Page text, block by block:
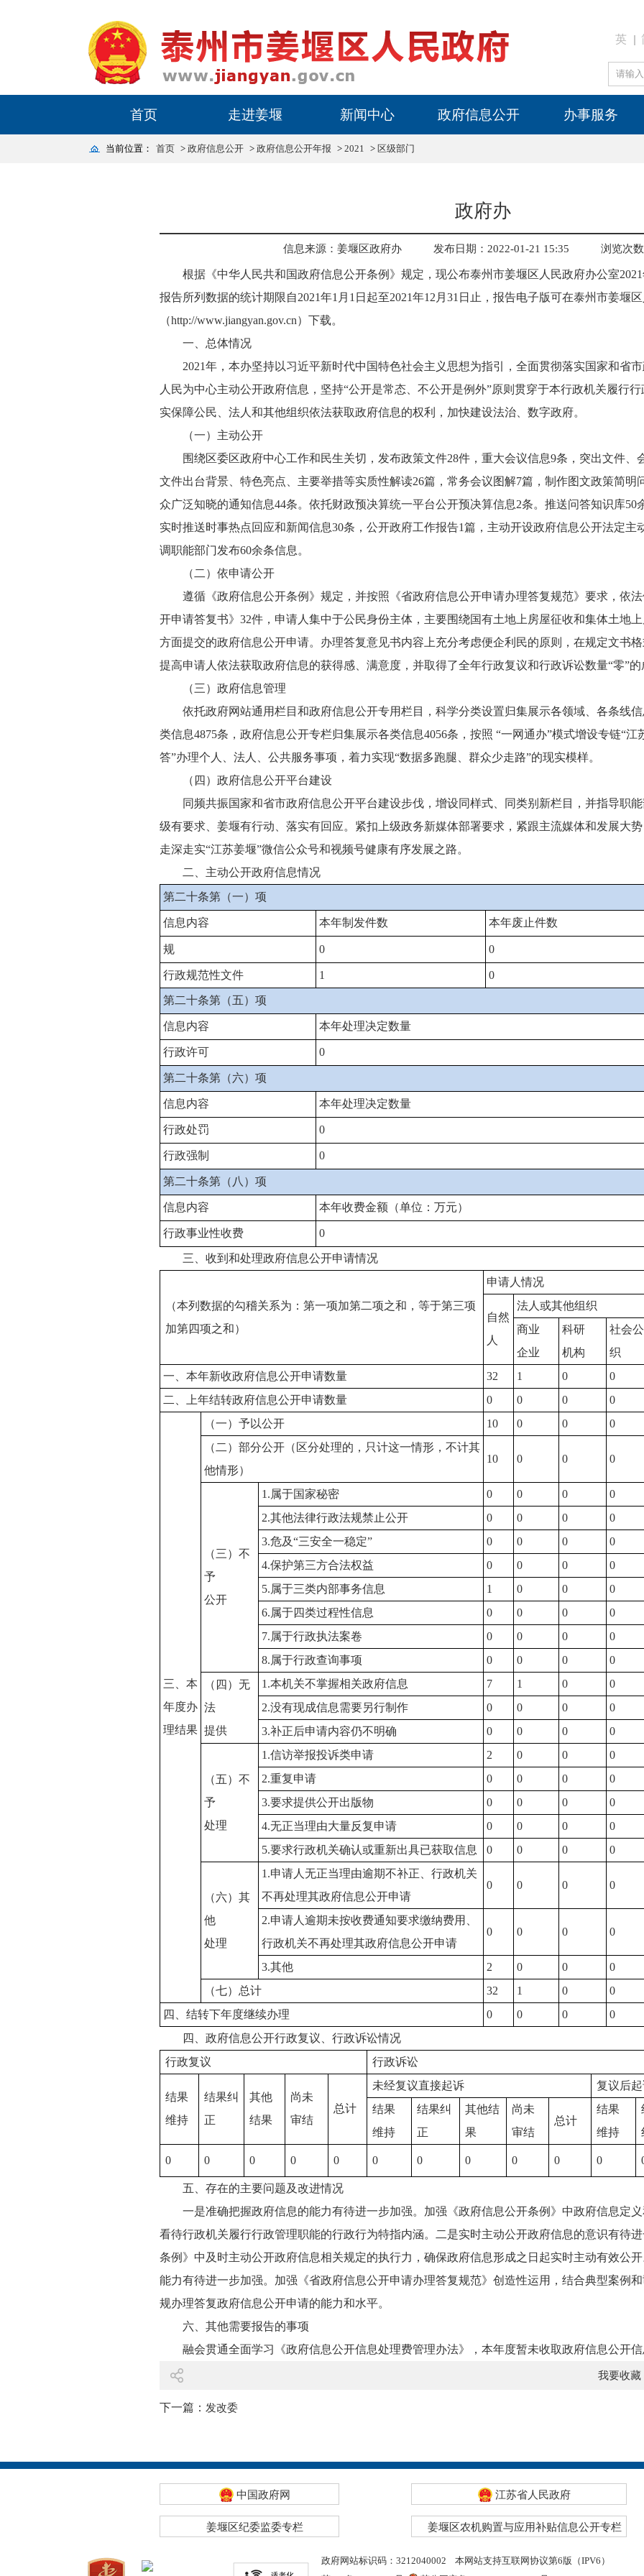
英
首页 走进姜堰 新闻中心 政府信息公开 办事服务
当前位置： 首页 > 政府信息公开 > 政府信息公开年报 > 2021 > 区级部门
政府办
信息来源：姜堰区政府办 发布日期：2022-01-21 15:35 浏览次
根据《中华人民共和国政府信息公开条例》规定，现公布泰州市姜堰区人民政府办公室
报告所列数据的统计期限自2021年1月1日起至2021年12月31日止，报告电子版可在泰州市姜堰
（http://www.jiangyan.gov.cn）下载。
一、总体情况
2021年，本办坚持以习近平新时代中国特色社会主义思想为指引，全面贯彻落实国家和省
人民为中心主动公开政府信息，坚持“公开是常态、不公开是例外”原则贯穿于本行政机关履行
实保障公民、法人和其他组织依法获取政府信息的权利，加快建设法治、数字政府。
（一）主动公开
围绕区委区政府中心工作和民生关切，发布政策文件28件，重大会议信息9条，突出文件、
文件出台背景、特色亮点、主要举措等实质性解读26篇，常务会议图解7篇，制作图文政策简明
众广泛知晓的通知信息44条。依托财政预决算统一平台公开预决算信息2条。推送问答知识库50
实时推送时事热点回应和新闻信息30条，公开政府工作报告1篇，主动开设政府信息公开法定主
调职能部门发布60余条信息。
（二）依申请公开
遵循《政府信息公开条例》规定，并按照《省政府信息公开申请办理答复规范》要求，依
开申请答复书》32件，申请人集中于公民身份主体，主要围绕国有土地上房屋征收和集体土地
方面提交的政府信息公开申请。办理答复意见书内容上充分考虑便企利民的原则，在规定文书
提高申请人依法获取政府信息的获得感、满意度，并取得了全年行政复议和行政诉讼数量“零”的
（三）政府信息管理
依托政府网站通用栏目和政府信息公开专用栏目，科学分类设置归集展示各领域、各条线
类信息4875条，政府信息公开专栏归集展示各类信息4056条，按照 “一网通办”模式增设专链“江
答”办理个人、法人、公共服务事项，着力实现“数据多跑腿、群众少走路”的现实模样。
（四）政府信息公开平台建设
同频共振国家和省市政府信息公开平台建设步伐，增设同样式、同类别新栏目，并指导职
级有要求、姜堰有行动、落实有回应。紧扣上级政务新媒体部署要求，紧跟主流媒体和发展大
走深走实“江苏姜堰”微信公众号和视频号健康有序发展之路。
二、主动公开政府信息情况
第二十条第（一）项
信息内容 本年制发件数 本年废止件数
规 0 0
行政规范性文件 1 0
第二十条第（五）项
信息内容 本年处理决定数量
行政许可 0
第二十条第（六）项
信息内容 本年处理决定数量
行政处罚 0
行政强制 0
第二十条第（八）项
信息内容 本年收费金额（单位：万元）
行政事业性收费 0
三、收到和处理政府信息公开申请情况
（本列数据的勾稽关系为：第一项加第二项之和，等于第三项
加第四项之和）
申请人情况
自然
人
法人或其他组织
商业
企业
科研
机构
社会
织
一、本年新收政府信息公开申请数量
32 1 0
0
二、上年结转政府信息公开申请数量
0 0 0 0
三、本
年度办
理结果
（一）予以公开 10 0 0
0
（二）部分公开（区分处理的，只计这一情形，不计其
他情形）
10 0 0 0
（三）不
予
公开
1.属于国家秘密 0 0 0
0
2.其他法律行政法规禁止公开
0 0 0
0
3.危及“三安全一稳定”
0 0 0
0
4.保护第三方合法权益
0 0 0
0
5.属于三类内部事务信息
1 0 0
0
6.属于四类过程性信息
0 0 0
0
7.属于行政执法案卷
0 0 0
0
8.属于行政查询事项
0 0 0
0
（四）无
法
提供
1.本机关不掌握相关政府信息 7 1 0
0
2.没有现成信息需要另行制作
0 0 0
0
3.补正后申请内容仍不明确
0 0 0 0
（五）不
予
处理
1.信访举报投诉类申请 2 0 0
0
2.重复申请
0 0 0
0
3.要求提供公开出版物
0 0 0
0
4.无正当理由大量反复申请
0 0 0
0
5.要求行政机关确认或重新出具已获取信息
0 0 0 0
（六）其
他
处理
1.申请人无正当理由逾期不补正、行政机关
不再处理其政府信息公开申请
0 0 0 0
2.申请人逾期未按收费通知要求缴纳费用、
行政机关不再处理其政府信息公开申请
0 0 0 0
3.其他 2 0 0
0
（七）总计
32 1 0
0
四、结转下年度继续办理
0 0 0
0
四、政府信息公开行政复议、行政诉讼情况
行政复议
行政诉讼
结果
维持
结果纠
正
其他
结果
尚未
审结
总计
未经复议直接起诉
复议后
结果
维持
结果纠
正
其他结
果
尚未
审结
总计
结果
维持
0 0 0 0 0 0 0 0 0 0 0
五、存在的主要问题及改进情况
一是准确把握政府信息的能力有待进一步加强。加强《政府信息公开条例》中政府信息定
看待行政机关履行行政管理职能的行政行为特指内涵。二是实时主动公开政府信息的意识有待
条例》中及时主动公开政府信息相关规定的执行力，确保政府信息形成之日起实时主动有效公
能力有待进一步加强。加强《省政府信息公开申请办理答复规范》创造性运用，结合典型案例
规办理答复政府信息公开申请的能力和水平。
六、其他需要报告的事项
融会贯通全面学习《政府信息公开信息处理费管理办法》，本年度暂未收取政府信息公开信
我要收藏
下一篇： 发改委
中国政府网 江苏省人民政府
姜堰区纪委监委专栏 姜堰区农机购置与应用补贴信息公开专栏
政府网站标识码：3212040002
本网站支持互联网协议第6版（IPV6）